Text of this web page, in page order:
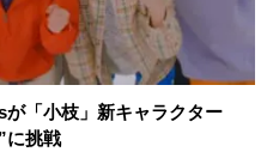
「小枝」新キャラクター
に挑戦